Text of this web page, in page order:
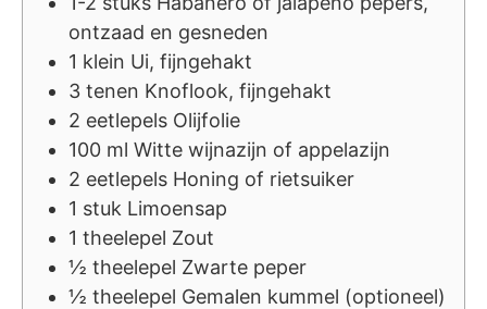
ontzaad en gesneden
1 klein Ui, fijngehakt
3 tenen Knoflook, fijngehakt
2 eetlepels Olijfolie
100 ml Witte wijnazijn of appelazijn
2 eetlepels Honing of rietsuiker
1 stuk Limoensap
1 theelepel Zout
½ theelepel Zwarte peper
½ theelepel Gemalen kummel (optioneel)